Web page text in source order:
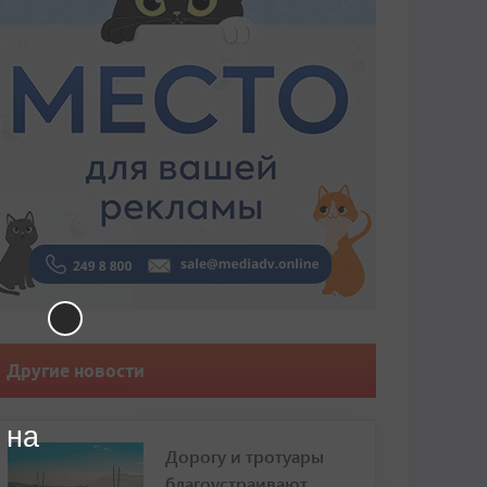
Другие новости
Дорогу и тротуары